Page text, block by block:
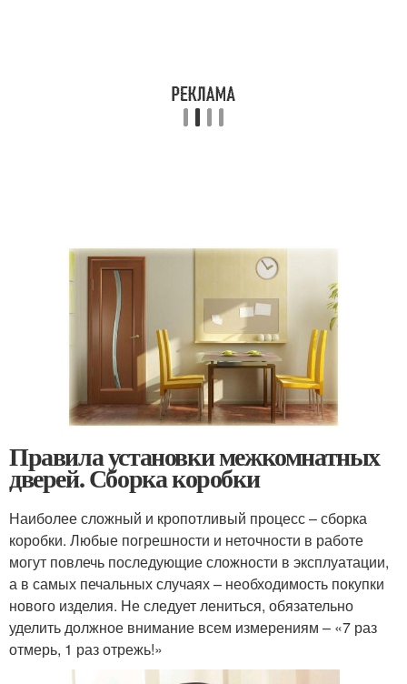
Правила установки межкомнатных
дверей. Сборка коробки
Наиболее сложный и кропотливый процесс – сборка
коробки. Любые погрешности и неточности в работе
могут повлечь последующие сложности в эксплуатации,
а в самых печальных случаях – необходимость покупки
нового изделия. Не следует лениться, обязательно
уделить должное внимание всем измерениям – «7 раз
отмерь, 1 раз отрежь!»